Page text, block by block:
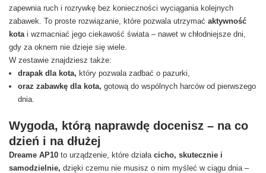
zapewnia ruch i rozrywkę bez konieczności wyciągania kolejnych
zabawek. To proste rozwiązanie, które pozwala utrzymać aktywność
kota i wzmacniać jego ciekawość świata – nawet w chłodniejsze dni,
gdy za oknem nie dzieje się wiele.
W zestawie znajdziesz także:
drapak dla kota, który pozwala zadbać o pazurki,
oraz zabawkę dla kota, gotową do wspólnych harców od pierwszego
dnia.
Wygoda, którą naprawdę docenisz – na co
dzień i na dłużej
Dreame AP10 to urządzenie, które działacicho, skutecznie i
samodzielnie, dzięki czemu nie musisz o nim myśleć w ciągu dnia –